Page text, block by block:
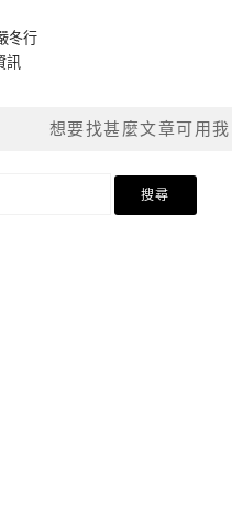
冬行
訊
想要找甚麼文章可用我